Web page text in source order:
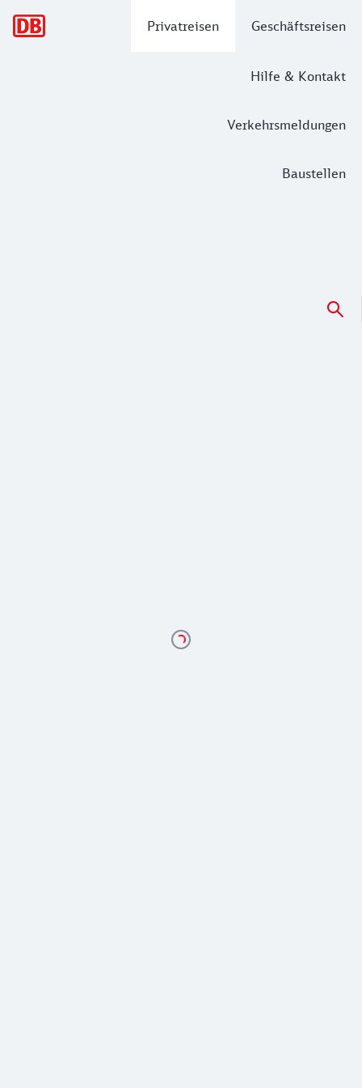
Privatreisen Geschäftsreisen
Hilfe & Kontakt
Verkehrsmeldungen
Baustellen